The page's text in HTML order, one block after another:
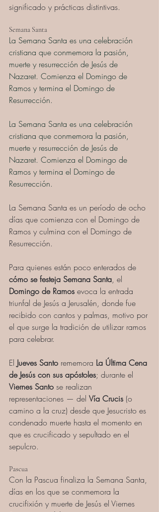
significado y prácticas distintivas.
Semana Santa
La Semana Santa es una celebración
cristiana que conmemora la pasión,
muerte y resurrección de Jesús de
Nazaret. Comienza el Domingo de
Ramos y termina el Domingo de
Resurrección.
La Semana Santa es una celebración
cristiana que conmemora la pasión,
muerte y resurrección de Jesús de
Nazaret. Comienza el Domingo de
Ramos y termina el Domingo de
Resurrección.
La Semana Santa es un período de ocho
días que comienza con el Domingo de
Ramos y culmina con el Domingo de
Resurrección.
Para quienes están poco enterados de
cómo se festeja Semana Santa, el
Domingo de Ramos evoca la entrada
triunfal de Jesús a Jerusalén, donde fue
recibido con cantos y palmas, motivo por
el que surge la tradición de utilizar ramos
para celebrar.
El Jueves Santo rememora La Última Cena
de Jesús con sus apóstoles; durante el
Viernes Santo se realizan
representaciones — del Vía Crucis (o
camino a la cruz) desde que Jesucristo es
condenado muerte hasta el momento en
que es crucificado y sepultado en el
sepulcro.
Pascua
Con la Pascua finaliza la Semana Santa,
días en los que se conmemora la
crucifixión y muerte de Jesús el Viernes